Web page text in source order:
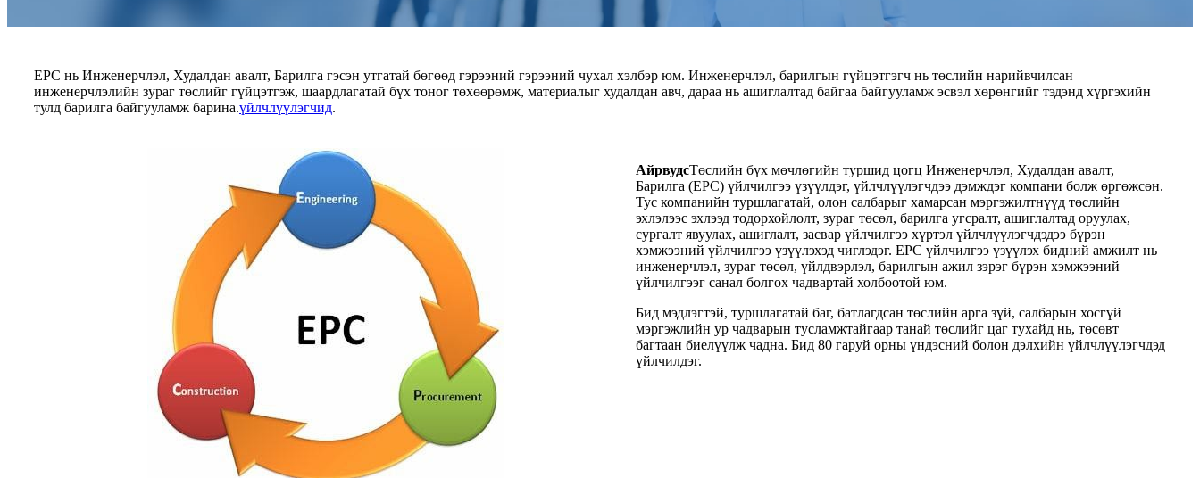
EPC нь Инженерчлэл, Худалдан авалт, Барилга гэсэн утгатай бөгөөд гэрээний гэрээний чухал хэлбэр юм. Инженерчлэл, барилгын гүйцэтгэгч нь төслийн нарийвчилсан
инженерчлэлийн зураг төслийг гүйцэтгэж, шаардлагатай бүх тоног төхөөрөмж, материалыг худалдан авч, дараа нь ашиглалтад байгаа байгууламж эсвэл хөрөнгийг тэдэнд хүргэхийн
тулд барилга байгууламж барина.үйлчлүүлэгчид.
АйрвудсТөслийн бүх мөчлөгийн туршид цогц Инженерчлэл, Худалдан авалт,
Барилга (EPC) үйлчилгээ үзүүлдэг, үйлчлүүлэгчдээ дэмждэг компани болж өргөжсөн.
Тус компанийн туршлагатай, олон салбарыг хамарсан мэргэжилтнүүд төслийн
эхлэлээс эхлээд тодорхойлолт, зураг төсөл, барилга угсралт, ашиглалтад оруулах,
сургалт явуулах, ашиглалт, засвар үйлчилгээ хүртэл үйлчлүүлэгчдэдээ бүрэн
хэмжээний үйлчилгээ үзүүлэхэд чиглэдэг. EPC үйлчилгээ үзүүлэх бидний амжилт нь
инженерчлэл, зураг төсөл, үйлдвэрлэл, барилгын ажил зэрэг бүрэн хэмжээний
үйлчилгээг санал болгох чадвартай холбоотой юм.
Бид мэдлэгтэй, туршлагатай баг, батлагдсан төслийн арга зүй, салбарын хосгүй
мэргэжлийн ур чадварын тусламжтайгаар танай төслийг цаг тухайд нь, төсөвт
багтаан биелүүлж чадна. Бид 80 гаруй орны үндэсний болон дэлхийн үйлчлүүлэгчдэд
үйлчилдэг.